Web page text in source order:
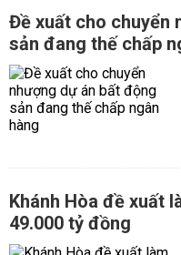
Đề xuất cho chuyển
sản đang thế chấp
Khánh Hòa đề xuất
49.000 tỷ đồng